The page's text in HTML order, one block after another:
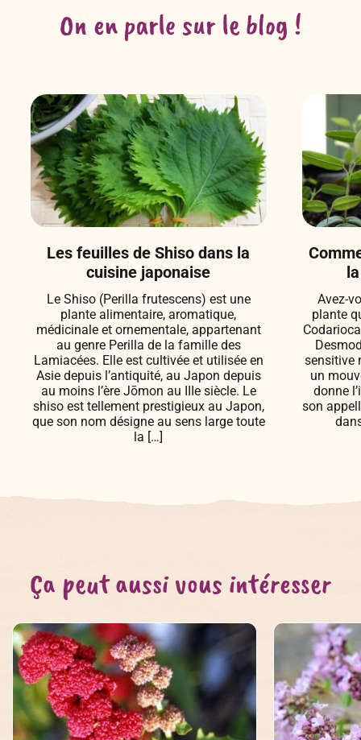
On en parle sur le blog !
Les feuilles de Shiso dans la
cuisine japonaise
Le Shiso (Perilla frutescens) est une
plante alimentaire, aromatique,
médicinale et ornementale, appartenant
au genre Perilla de la famille des
Lamiacées. Elle est cultivée et utilisée en
Asie depuis l’antiquité, au Japon depuis
au moins l’ère Jōmon au IIIe siècle. Le
shiso est tellement prestigieux au Japon,
que son nom désigne au sens large toute
la […]
Avez-
plante
sensitive
un
donne
son
Ça peut aussi vous intéresser